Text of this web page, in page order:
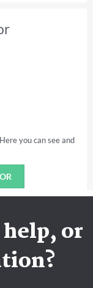
you can see and
or